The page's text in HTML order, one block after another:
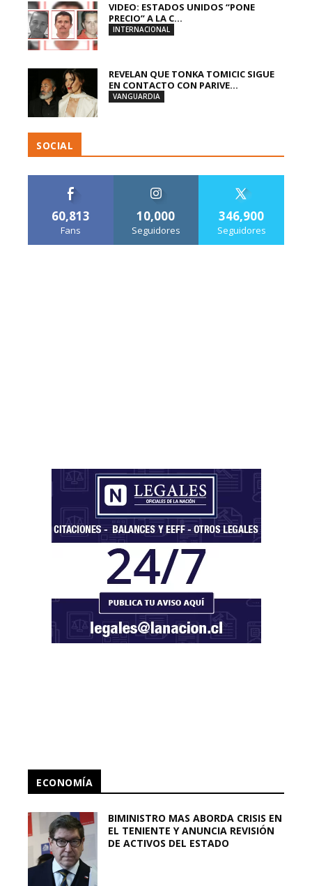
VIDEO: ESTADOS UNIDOS “PONE
PRECIO” A LA C...
INTERNACIONAL
REVELAN QUE TONKA TOMICIC SIGUE
EN CONTACTO CON PARIVE...
VANGUARDIA
SOCIAL
60,813
Fans
10,000
Seguidores
346,900
Seguidores
ECONOMÍA
BIMINISTRO MAS ABORDA CRISIS EN
EL TENIENTE Y ANUNCIA REVISIÓN
DE ACTIVOS DEL ESTADO